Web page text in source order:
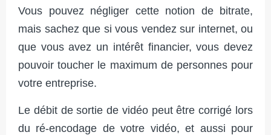
Vous pouvez négliger cette notion de bitrate,
mais sachez que si vous vendez sur internet, ou
que vous avez un intérêt financier, vous devez
pouvoir toucher le maximum de personnes pour
votre entreprise.
Le débit de sortie de vidéo peut être corrigé lors
du ré-encodage de votre vidéo, et aussi pour